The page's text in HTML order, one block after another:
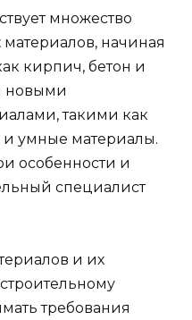
множество
начиная
кирпич, бетон и
новыми
такими как
умные материалы.
особенности и
специалист
и их
требования